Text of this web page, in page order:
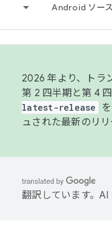
Android ソー
2026 年より、トラ
第 2 四半期と第 4
latest-release
ュされた最新のリ
翻訳しています。AI